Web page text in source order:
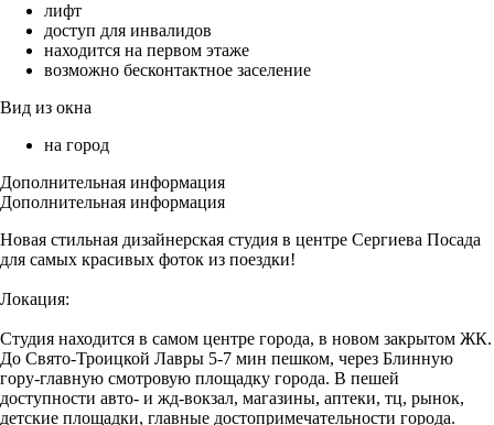
лифт
доступ для инвалидов
находится на первом этаже
возможно бесконтактное заселение
Вид из окна
на город
Дополнительная информация
Дополнительная информация
Новая стильная дизайнерская студия в центре Сергиева Посада
для самых красивых фоток из поездки!
Локация:
Студия находится в самом центре города, в новом закрытом ЖК.
До Свято-Троицкой Лавры 5-7 мин пешком, через Блинную
гору-главную смотровую площадку города. В пешей
доступности авто- и жд-вокзал, магазины, аптеки, тц, рынок,
детские площадки, главные достопримечательности города.